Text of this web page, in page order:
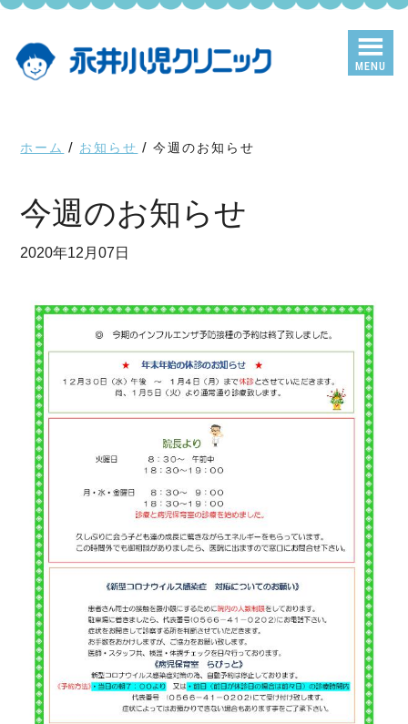
MENU
Skip
main
content
Skip
primary
sidebar
ホーム / お知らせ / 今週のお知らせ
今週のお知らせ
2020年12月07日